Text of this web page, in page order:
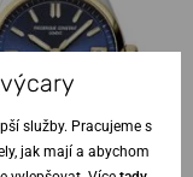
služby. Pracujeme s
jak mají a abychom